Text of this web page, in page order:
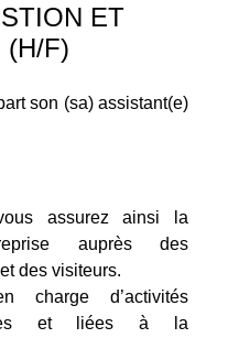
ET
(H/F)
son (sa) assistant(e)
assurez ainsi la
auprès des
des visiteurs.
charge d’activités
et liées à la